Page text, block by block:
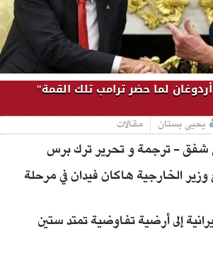
لما حضر ترامب تلك القمة"
يحيى بستان مقالات
شفق - ترجمة و تحرير ترك برس
الخارجية هاكان فيدان في مرحلة
إلى أرضية تفاوضية تمتد ستين